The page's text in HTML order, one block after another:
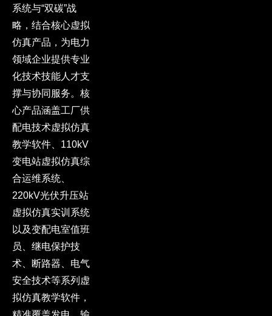
系统与“双碳”战
略，结合核心虚拟
仿真产品，为电力
领域企业提供专业
化技术技能人才支
撑与协同服务。核
心产品涵盖工厂供
配电技术虚拟仿真
教学软件、110kV
变电站虚拟仿真综
合运维系统、
220kV光伏升压站
虚拟仿真实训系统
以及变配电室值班
员、继电保护技
术、断路器、电气
安全技术等系列虚
拟仿真教学软件，